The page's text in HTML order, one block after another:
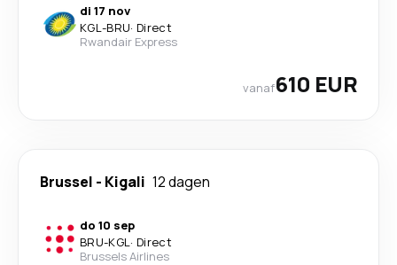
di 17 nov
KGL-BRU· Direct
Rwandair Express
vanaf610 EUR
Brussel - Kigali 12 dagen
do 10 sep
BRU-KGL· Direct
Brussels Airlines